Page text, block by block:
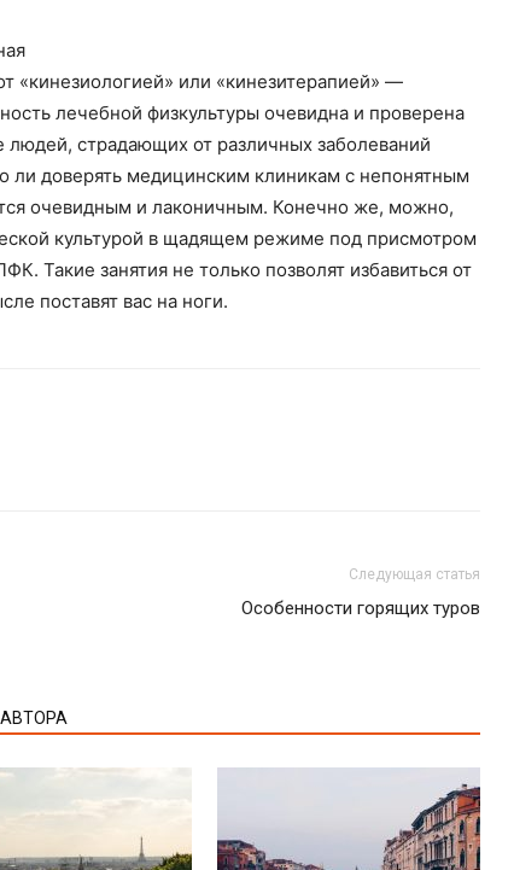
«кинезиологией» или «кинезитерапией» —
лечебной физкультуры очевидна и проверена
страдающих от различных заболеваний
ли доверять медицинским клиникам с непонятным
очевидным и лаконичным. Конечно же, можно,
культурой в щадящем режиме под присмотром
Такие занятия не только позволят избавиться от
поставят вас на ноги.
Следующая статья
Особенности горящих туров